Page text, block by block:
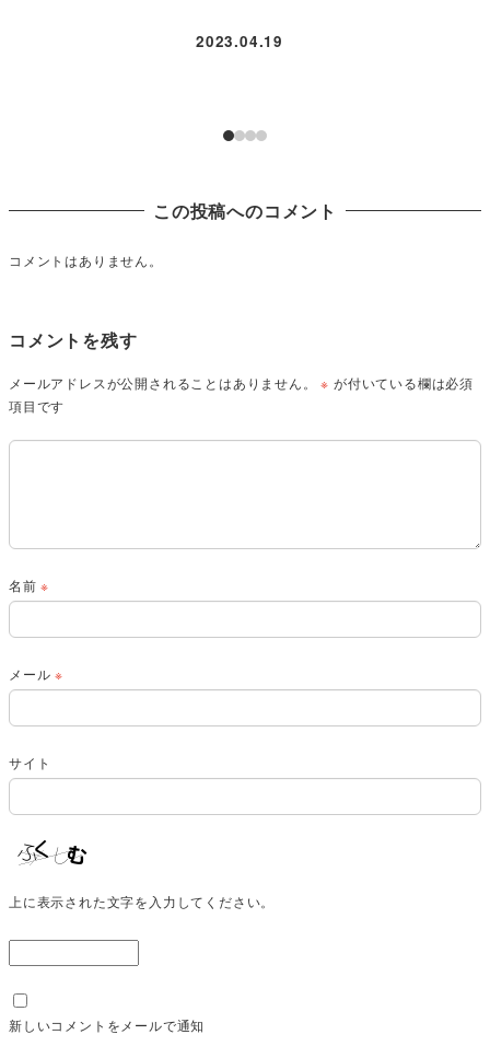
2023.04.19
この投稿へのコメント
コメントはありません。
コメントを残す
メールアドレスが公開されることはありません。 ※ が付いている欄は必須
項目です
名前※
メール※
サイト
上に表示された文字を入力してください。
新しいコメントをメールで通知